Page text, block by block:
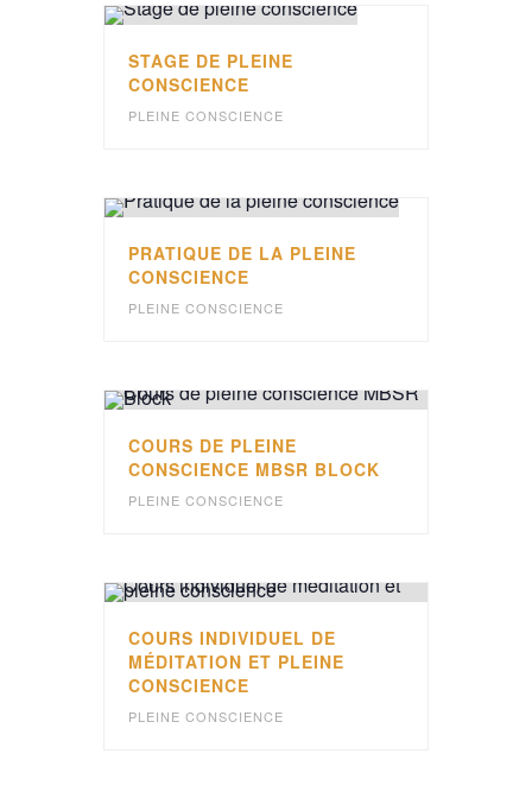
STAGE DE PLEINE
CONSCIENCE
PLEINE CONSCIENCE
PRATIQUE DE LA PLEINE
CONSCIENCE
PLEINE CONSCIENCE
COURS DE PLEINE
CONSCIENCE MBSR BLOCK
PLEINE CONSCIENCE
COURS INDIVIDUEL DE
MÉDITATION ET PLEINE
CONSCIENCE
PLEINE CONSCIENCE